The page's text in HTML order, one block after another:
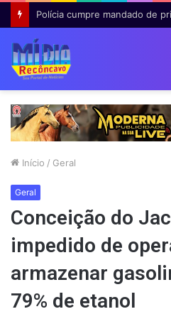
Início / Geral
Geral
Conceição do
impedido de
armazenar
79% de etanol